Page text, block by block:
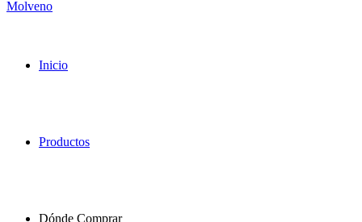
Inicio
Productos
Dónde Comprar